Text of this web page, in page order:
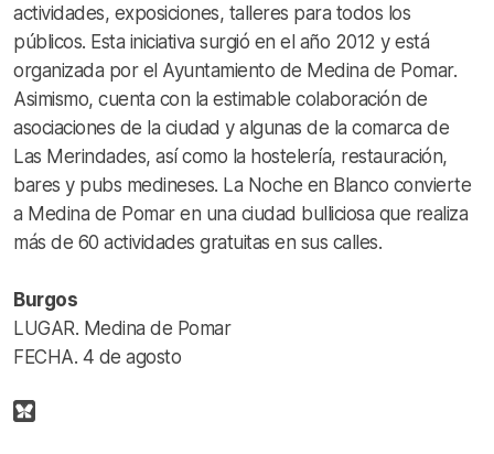
actividades, exposiciones, talleres para todos los
públicos. Esta iniciativa surgió en el año 2012 y está
organizada por el Ayuntamiento de Medina de Pomar.
Asimismo, cuenta con la estimable colaboración de
asociaciones de la ciudad y algunas de la comarca de
Las Merindades, así como la hostelería, restauración,
bares y pubs medineses. La Noche en Blanco convierte
a Medina de Pomar en una ciudad bulliciosa que realiza
más de 60 actividades gratuitas en sus calles.
Burgos
LUGAR. Medina de Pomar
FECHA. 4 de agosto